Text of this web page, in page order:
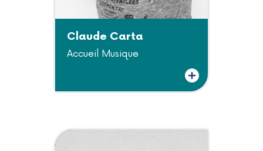
Claude Carta
Accueil Musique
Plus d'informations sur Claude Carta